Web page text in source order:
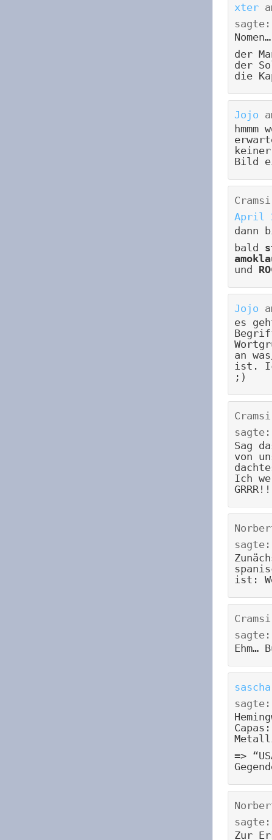
xter
sagte:
Nomen…
der
der
die
Jojo
Bild
April
dann
bald
und
Jojo
es
an
ist.
;)
Cramsi
sagte:
Sag
von
Ich
sagte:
ist:
Cramsi
sagte:
Ehm…
sascha
sagte:
=>
sagte:
Zur